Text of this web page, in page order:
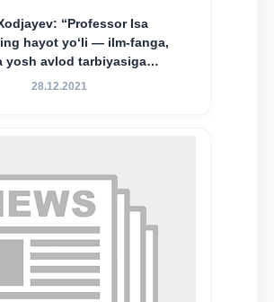
“Professor Isa
hayot yo‘li — ilm-fanga,
yosh avlod tarbiyasiga
oliy namunasidir”.
28.12.2021